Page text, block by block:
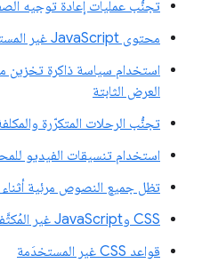
تجنُّب عمليات إعادة توجيه
محتوى JavaScript غير المستخدَم
استخدام سياسة ذاكرة تخزين
العرض الثابتة
تجنُّب الرحلات المتكرّرة
استخدام تنسيقات الفيديو
تظل جميع النصوص مرئية
CSS وJavaScript غير المُكثَّفة
قواعد CSS غير المستخدَمة